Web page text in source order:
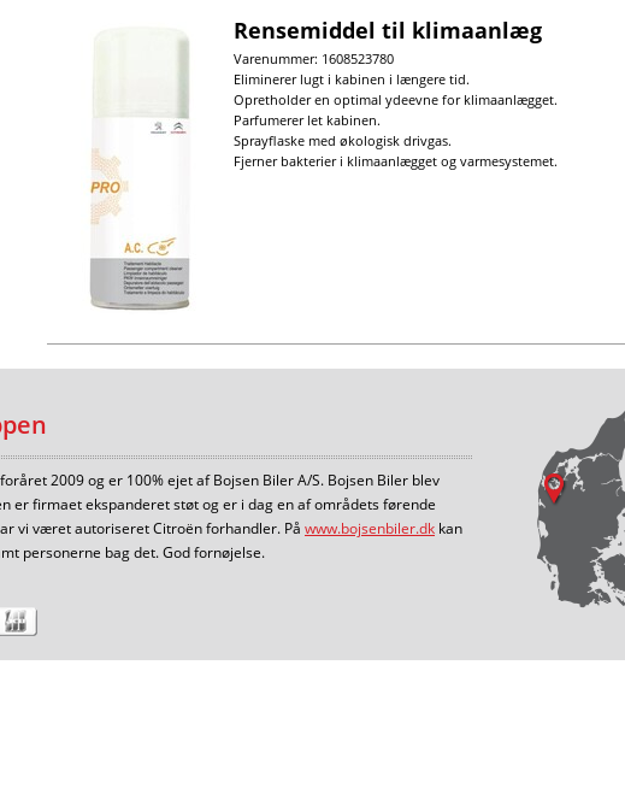
Rensemiddel til klimaanlæg
Varenummer: 1608523780
Eliminerer lugt i kabinen i længere tid.
Opretholder en optimal ydeevne for klimaanlægget.
Parfumerer let kabinen.
Sprayflaske med økologisk drivgas.
Fjerner bakterier i klimaanlægget og varmesystemet.
2009 og er 100% ejet af Bojsen Biler A/S. Bojsen Biler blev
er firmaet ekspanderet støt og er i dag en af områdets førende
vi været autoriseret Citroën forhandler. På www.bojsenbiler.dk kan
personerne bag det. God fornøjelse.